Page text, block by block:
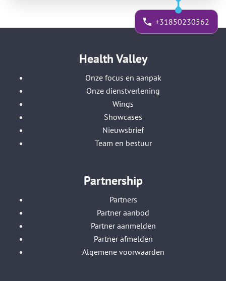
+31850230562
Health Valley
Onze focus en aanpak
Onze dienstverlening
Wings
Showcases
Nieuwsbrief
Team en bestuur
Partnership
Partners
Partner aanbod
Partner aanmelden
Partner afmelden
Algemene voorwaarden